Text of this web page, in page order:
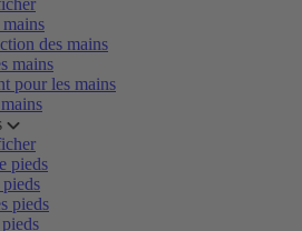
des mains
mains
pour les mains
pieds
pieds